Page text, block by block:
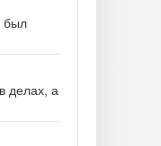
был
делах, а